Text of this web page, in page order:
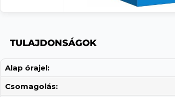
TULAJDONSÁGOK
Alap órajel:
Csomagolás: